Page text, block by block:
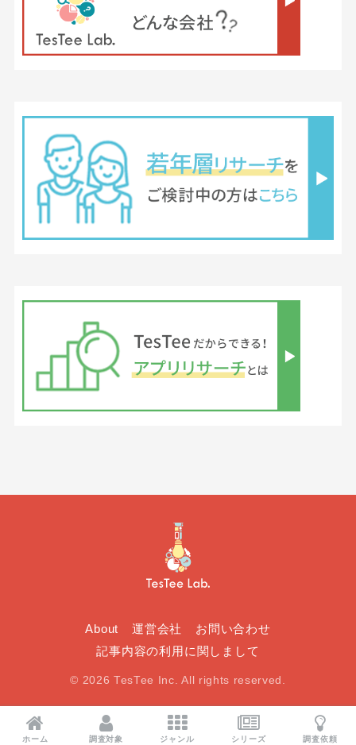
About 運営会社
お問い合わせ
記事内容の利用に関しまして
© 2026 TesTee Inc. All rights reserved.
ホーム 調査対象 ジャンル シリーズ 調査依頼